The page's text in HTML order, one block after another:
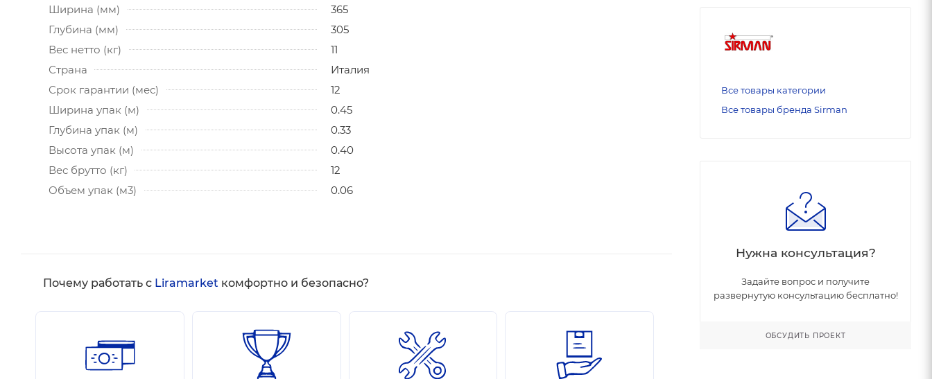
Ширина (мм)
365
Глубина (мм)
305
Вес нетто (кг)
11
Страна
Италия
Срок гарантии (мес)
12
Ширина упак (м)
0.45
Глубина упак (м)
0.33
Высота упак (м)
0.40
Вес брутто (кг)
12
Объем упак (м3)
0.06
Почему работать с Liramarket комфортно и безопасно?
Все товары категории
Все товары бренда Sirman
Нужна консультация?
Задайте вопрос и получите
развернутую консультацию бесплатно!
ОБСУДИТЬ ПРОЕКТ